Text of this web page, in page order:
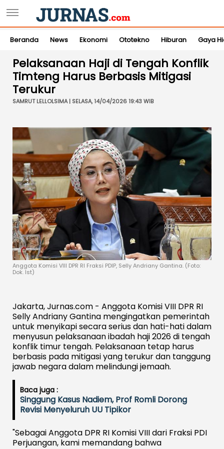
Beranda News Ekonomi Ototekno Hiburan Gaya
Pelaksanaan Haji di Tengah Konflik
Timteng Harus Berbasis Mitigasi
Terukur
SAMRUT LELLOLSIMA | SELASA, 14/04/2026 19:43 WIB
Anggota Komisi VIII DPR RI Fraksi PDIP, Selly Andriany Gantina. (Foto:
Dok. Ist)
Jakarta, Jurnas.com - Anggota Komisi VIII DPR RI
Selly Andriany Gantina mengingatkan pemerintah
untuk menyikapi secara serius dan hati-hati dalam
menyusun pelaksanaan ibadah haji 2026 di tengah
konflik timur tengah. Pelaksanaan tetap harus
berbasis pada mitigasi yang terukur dan tanggung
jawab negara dalam melindungi jemaah.
Baca juga :
Singgung Kasus Nadiem, Prof Romli Dorong
Revisi Menyeluruh UU Tipikor
"Sebagai Anggota DPR RI Komisi VIII dari Fraksi PDI
Perjuangan, kami memandang bahwa